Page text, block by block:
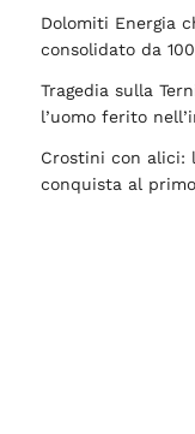
Dolomiti Energia
consolidato da
Tragedia sulla
l’uomo ferito
Crostini con alici:
conquista al primo